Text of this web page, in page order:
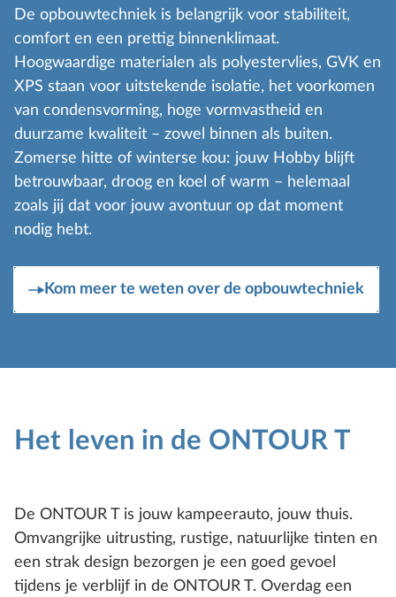
De opbouwtechniek is belangrijk voor stabiliteit,
comfort en een prettig binnenklimaat.
Hoogwaardige materialen als polyestervlies, GVK en
XPS staan voor uitstekende isolatie, het voorkomen
van condensvorming, hoge vormvastheid en
duurzame kwaliteit – zowel binnen als buiten.
Zomerse hitte of winterse kou: jouw Hobby blijft
betrouwbaar, droog en koel of warm – helemaal
zoals jij dat voor jouw avontuur op dat moment
nodig hebt.
Kom meer te weten over de opbouwtechniek
Het leven in de ONTOUR T
De ONTOUR T is jouw kampeerauto, jouw thuis.
Omvangrijke uitrusting, rustige, natuurlijke tinten en
een strak design bezorgen je een goed gevoel
tijdens je verblijf in de ONTOUR T. Overdag een